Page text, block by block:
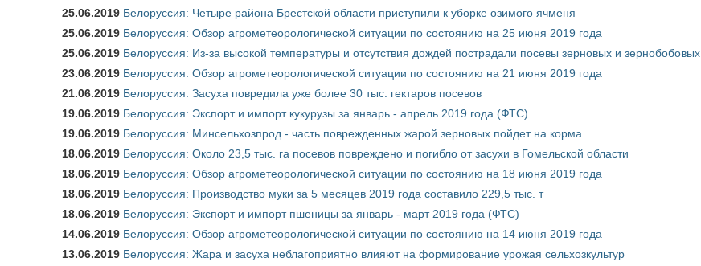
25.06.2019 Белоруссия: Четыре района Брестской области приступили к уборке озимого ячменя
25.06.2019 Белоруссия: Обзор агрометеорологической ситуации по состоянию на 25 июня 2019 года
25.06.2019 Белоруссия: Из-за высокой температуры и отсутствия дождей пострадали посевы зерновых и зернобобовых
23.06.2019 Белоруссия: Обзор агрометеорологической ситуации по состоянию на 21 июня 2019 года
21.06.2019 Белоруссия: Засуха повредила уже более 30 тыс. гектаров посевов
19.06.2019 Белоруссия: Экспорт и импорт кукурузы за январь - апрель 2019 года (ФТС)
19.06.2019 Белоруссия: Минсельхозпрод - часть поврежденных жарой зерновых пойдет на корма
18.06.2019 Белоруссия: Около 23,5 тыс. га посевов повреждено и погибло от засухи в Гомельской области
18.06.2019 Белоруссия: Обзор агрометеорологической ситуации по состоянию на 18 июня 2019 года
18.06.2019 Белоруссия: Производство муки за 5 месяцев 2019 года составило 229,5 тыс. т
18.06.2019 Белоруссия: Экспорт и импорт пшеницы за январь - март 2019 года (ФТС)
14.06.2019 Белоруссия: Обзор агрометеорологической ситуации по состоянию на 14 июня 2019 года
13.06.2019 Белоруссия: Жара и засуха неблагоприятно влияют на формирование урожая сельхозкультур